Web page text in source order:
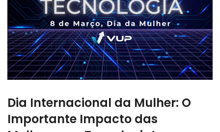
Dia Internacional da Mulher: O
Importante Impacto das